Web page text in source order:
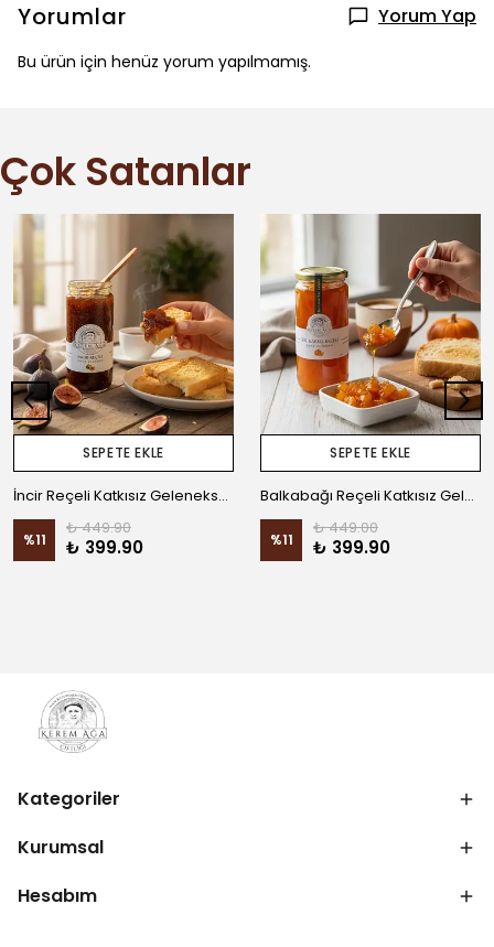
Yorumlar Yorum Yap
Bu ürün için henüz yorum yapılmamış.
Çok Satanlar
SEPETE EKLE
İncir Reçeli Katkısız Geleneksel Ev Yapımı
%11
₺ 449.90
₺ 399.90
SEPETE EKLE
Balkabağı Reçeli Katkısız Geleneksel Ev Yapımı
%11
₺ 449.00
₺ 399.90
Kategoriler
Kurumsal
Hesabım